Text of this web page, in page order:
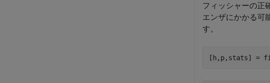
フィッシャーの正
エンザにかかる可
す。
[h,p,stats] =